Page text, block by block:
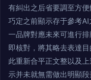
有糾出之后省要調至方
巧定之前顯示存于參考
一品牌對應未來可進行
即核對，將其略去表達
此重新合平正文整以及
示并未就無需做出明顯